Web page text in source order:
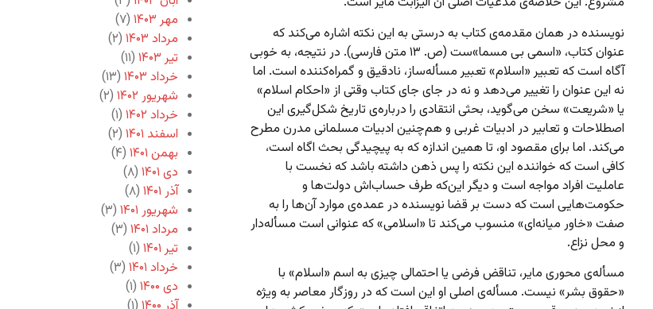
نویسنده در همان مقدمه‌ی کتاب به درستی به این نکته اشاره می‌کند که
عنوان کتاب، «اسمی بی مسما»ست (ص. ۱۳ متن فارسی). در نتیجه، به خوبی
آگاه است که تعبیر «اسلام» تعبیر مسأله‌ساز، نادقیق و گمراه‌کننده است. اما
نه این عنوان را تغییر می‌دهد و نه در جای جای کتاب وقتی از «احکام اسلام»
یا «شریعت» سخن می‌گوید، بحثی انتقادی را درباره‌ی تاریخ شکل‌گیری این
اصطلاحات و تعابیر در ادبیات غربی و هم‌چنین ادبیات مسلمانی مدرن مطرح
می‌کند. اما برای مقصود او، تا همین اندازه که به پیچیدگی بحث اگاه است،
کافی است که خواننده این نکته را پس ذهن داشته باشد که نخست با
عاملیت افراد مواجه است و دیگر این‌که طرف حساب‌اش دولت‌ها و
حکومت‌هایی است که دست بر قضا نویسنده در عمده‌ی موارد آن‌ها را به
صفت «خاور میانه‌ای» منسوب می‌کند تا «اسلامی» که عنوانی است مسأله‌دار
و محل نزاع.
مسأله‌ی محوری مایر، تناقض فرضی یا احتمالی چیزی به اسم «اسلام» با
«حقوق بشر» نیست. مسأله‌ی اصلی او این است که در روزگار معاصر به ویژه
مهر ۱۴۰۳
(۷)
مرداد ۱۴۰۳
(۲)
تیر ۱۴۰۳
(۱۱)
خرداد ۱۴۰۳
(۱۳)
شهریور ۱۴۰۲
(۲)
خرداد ۱۴۰۲
(۱)
اسفند ۱۴۰۱
(۲)
بهمن ۱۴۰۱
(۴)
دی ۱۴۰۱
(۸)
آذر ۱۴۰۱
(۸)
شهریور ۱۴۰۱
(۳)
مرداد ۱۴۰۱
(۳)
تیر ۱۴۰۱
(۱)
خرداد ۱۴۰۱
(۳)
دی ۱۴۰۰
(۱)